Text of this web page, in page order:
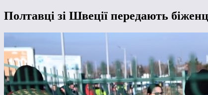
Полтавці зі Швеції передають